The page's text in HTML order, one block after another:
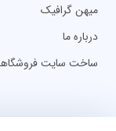
میهن گرافیک
درباره ما
ساخت سایت